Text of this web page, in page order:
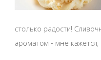
столько радости!
ароматом - мне кажется,